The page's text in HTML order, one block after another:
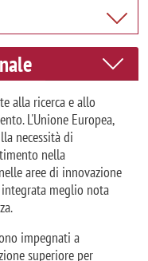
alla ricerca e allo
L'Unione Europea,
necessità di
nella
aree di innovazione
meglio nota
impegnati a
superiore per